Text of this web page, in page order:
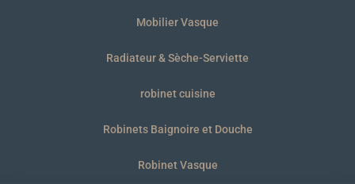
Mobilier Vasque
Radiateur & Sèche-Serviette
robinet cuisine
Robinets Baignoire et Douche
Robinet Vasque